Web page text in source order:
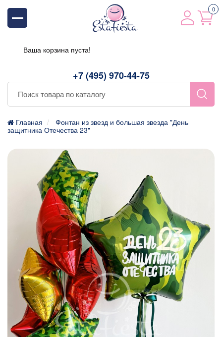
+7 (495) 970-44-75
0
Ваша корзина пуста!
Главная
Фонтан из звезд и большая звезда "День
защитника Отечества 23"